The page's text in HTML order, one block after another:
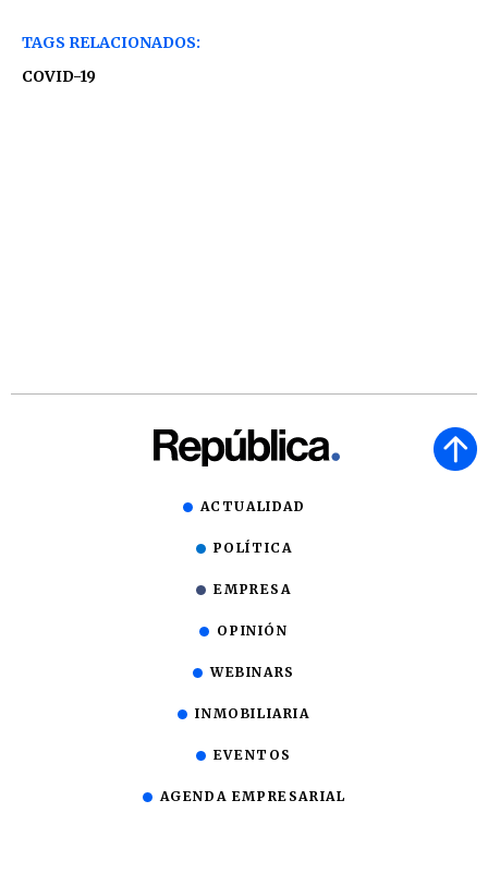
TAGS RELACIONADOS:
COVID-19
ACTUALIDAD
POLÍTICA
EMPRESA
OPINIÓN
WEBINARS
INMOBILIARIA
EVENTOS
AGENDA EMPRESARIAL